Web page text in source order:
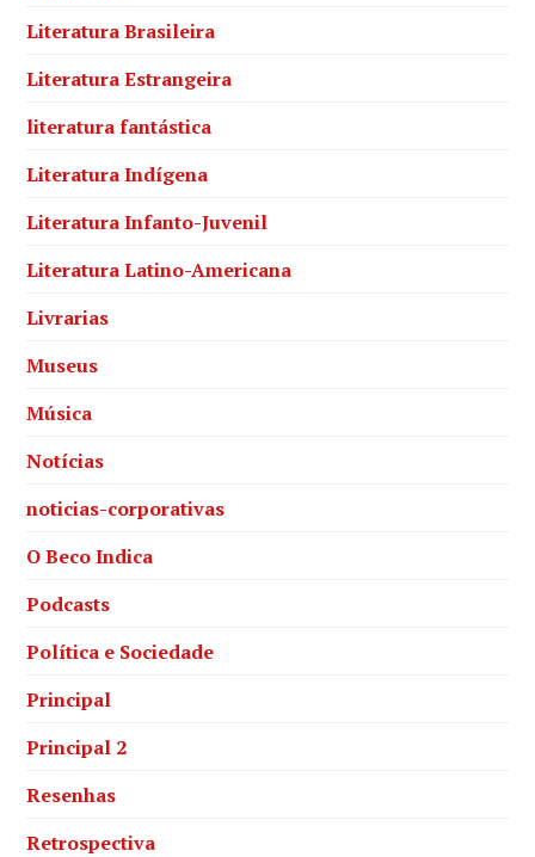
Literatura Brasileira
Literatura Estrangeira
literatura fantástica
Literatura Indígena
Literatura Infanto-Juvenil
Literatura Latino-Americana
Livrarias
Museus
Música
Notícias
noticias-corporativas
O Beco Indica
Podcasts
Política e Sociedade
Principal
Principal 2
Resenhas
Retrospectiva